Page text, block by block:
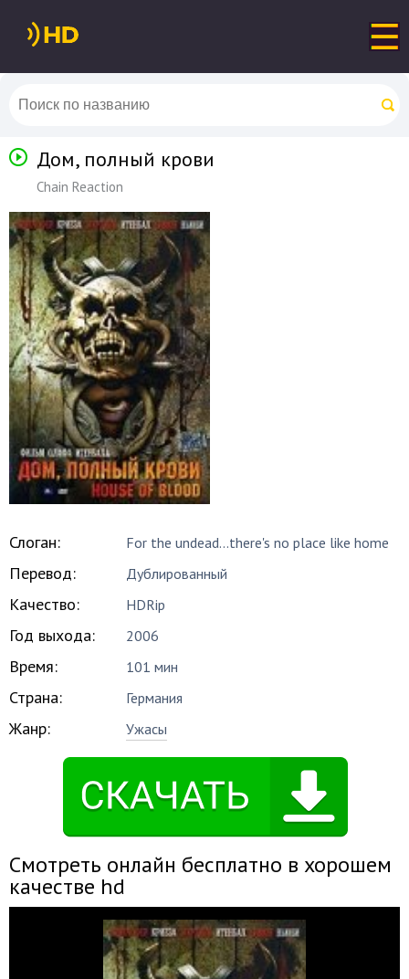
Дом, полный крови
Chain Reaction
Слоган: For the undead...there's no place like home
Перевод: Дублированный
Качество: HDRip
Год выхода: 2006
Время: 101 мин
Страна: Германия
Жанр: Ужасы
Смотреть онлайн бесплатно в хорошем
качестве hd